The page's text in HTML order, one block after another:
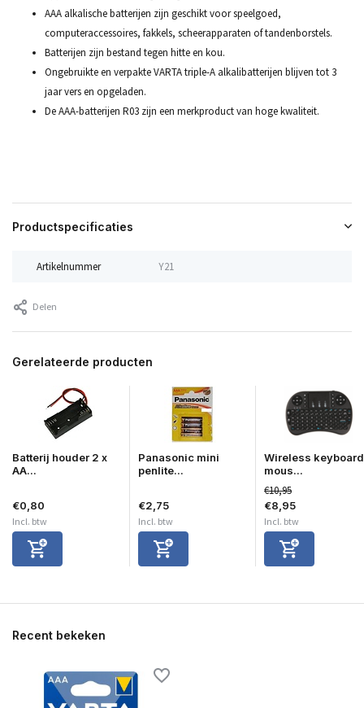
AAA alkalische batterijen zijn geschikt voor speelgoed,
computeraccessoires, fakkels, scheerapparaten of tandenborstels.
Batterijen zijn bestand tegen hitte en kou.
Ongebruikte en verpakte VARTA triple-A alkalibatterijen blijven tot 3
jaar vers en opgeladen.
De AAA-batterijen R03 zijn een merkproduct van hoge kwaliteit.
Productspecificaties
Artikelnummer Y21
Delen
Gerelateerde producten
Batterij houder 2 x
AA...
€0,80
Incl. btw
Panasonic mini
penlite...
€2,75
Incl. btw
Wireless keyboard
mous...
€10,95
€8,95
Incl. btw
Recent bekeken